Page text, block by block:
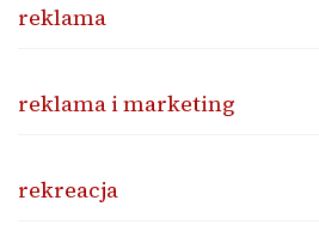
reklama
reklama i marketing
rekreacja